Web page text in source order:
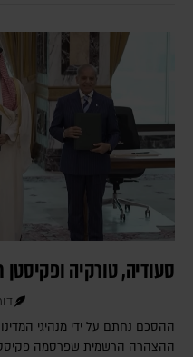
סעודיה, טורקיה
ההסכם נחתם על ידי מנהיגי
ההצהרה הרשמית שפרסמה